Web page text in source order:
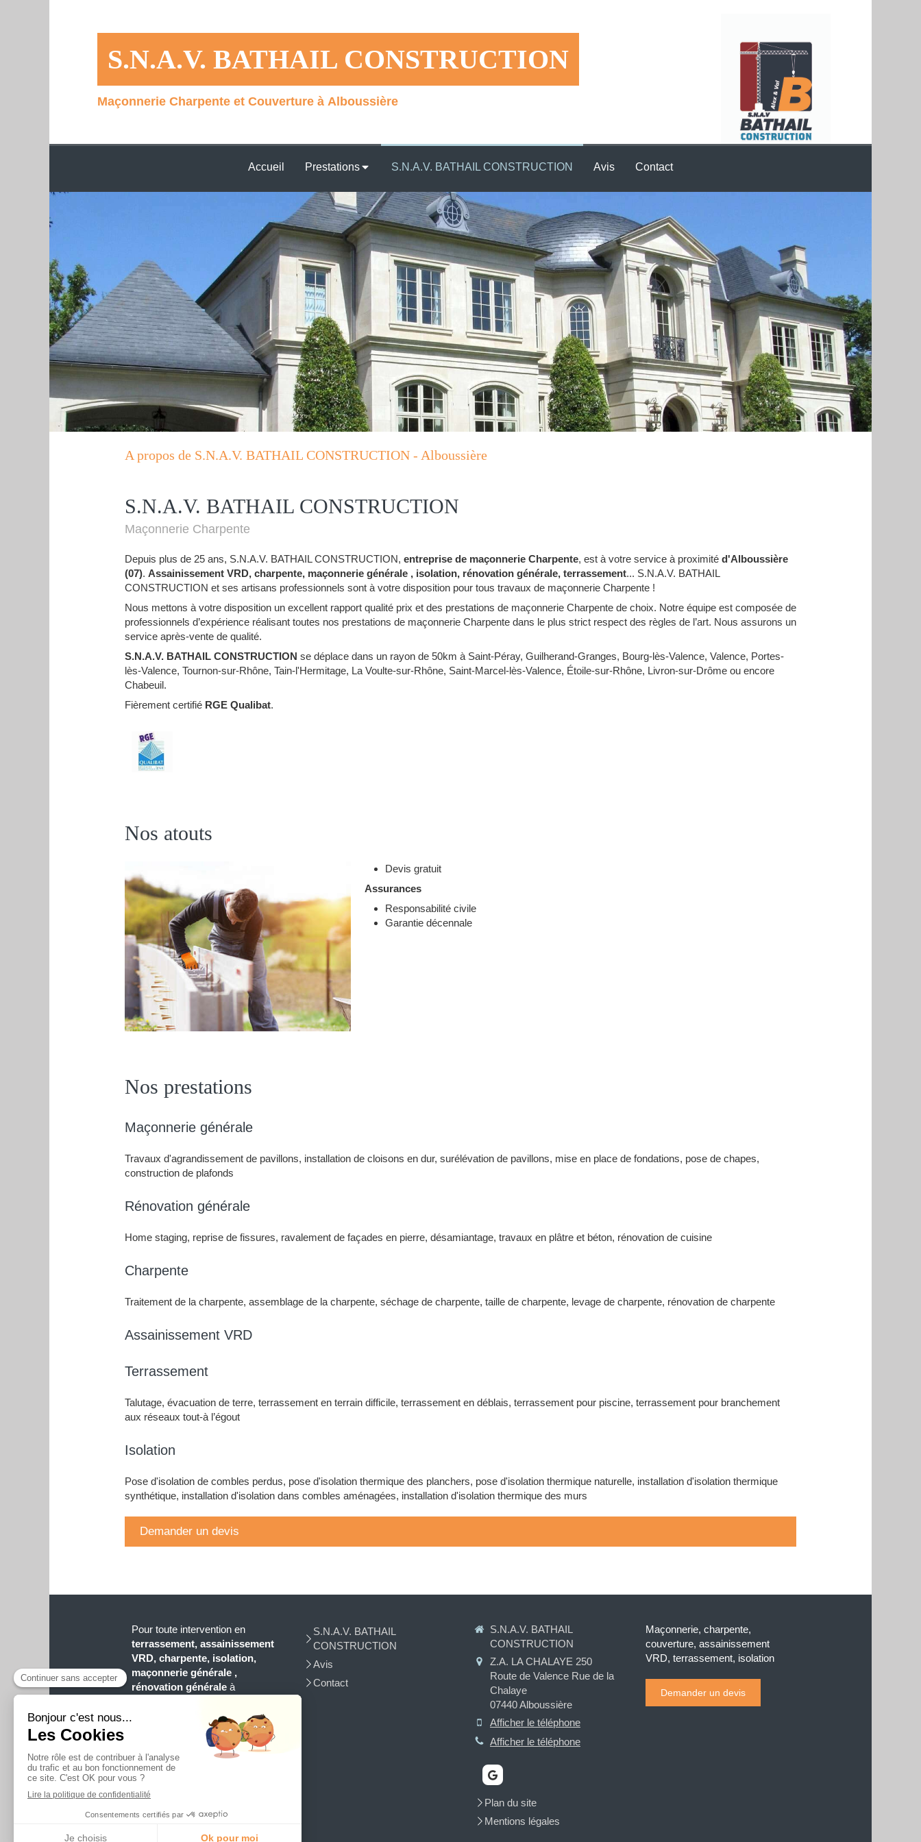
S.N.A.V. BATHAIL CONSTRUCTION
Maçonnerie Charpente et Couverture à Alboussière
Accueil Prestations S.N.A.V. BATHAIL CONSTRUCTION Avis Contact
A propos de S.N.A.V. BATHAIL CONSTRUCTION - Alboussière
S.N.A.V. BATHAIL CONSTRUCTION
Maçonnerie Charpente
Depuis plus de 25 ans, S.N.A.V. BATHAIL CONSTRUCTION, entreprise de maçonnerie Charpente, est à votre service à proximité d'Alboussière
(07). Assainissement VRD, charpente, maçonnerie générale , isolation, rénovation générale, terrassement... S.N.A.V. BATHAIL
CONSTRUCTION et ses artisans professionnels sont à votre disposition pour tous travaux de maçonnerie Charpente !
Nous mettons à votre disposition un excellent rapport qualité prix et des prestations de maçonnerie Charpente de choix. Notre équipe est composée de
professionnels d’expérience réalisant toutes nos prestations de maçonnerie Charpente dans le plus strict respect des règles de l’art. Nous assurons un
service après-vente de qualité.
S.N.A.V. BATHAIL CONSTRUCTION se déplace dans un rayon de 50km à Saint-Péray, Guilherand-Granges, Bourg-lès-Valence, Valence, Portes-
lès-Valence, Tournon-sur-Rhône, Tain-l'Hermitage, La Voulte-sur-Rhône, Saint-Marcel-lès-Valence, Étoile-sur-Rhône, Livron-sur-Drôme ou encore
Chabeuil.
Fièrement certifié RGE Qualibat.
Nos atouts
Devis gratuit
Assurances
Responsabilité civile
Garantie décennale
Nos prestations
Maçonnerie générale
Travaux d'agrandissement de pavillons, installation de cloisons en dur, surélévation de pavillons, mise en place de fondations, pose de chapes,
construction de plafonds
Rénovation générale
Home staging, reprise de fissures, ravalement de façades en pierre, désamiantage, travaux en plâtre et béton, rénovation de cuisine
Charpente
Traitement de la charpente, assemblage de la charpente, séchage de charpente, taille de charpente, levage de charpente, rénovation de charpente
Assainissement VRD
Terrassement
Talutage, évacuation de terre, terrassement en terrain difficile, terrassement en déblais, terrassement pour piscine, terrassement pour branchement
aux réseaux tout-à l’égout
Isolation
Pose d'isolation de combles perdus, pose d'isolation thermique des planchers, pose d'isolation thermique naturelle, installation d'isolation thermique
synthétique, installation d'isolation dans combles aménagées, installation d'isolation thermique des murs
Demander un devis
Pour toute intervention en
terrassement, assainissement
VRD, charpente, isolation,
maçonnerie générale ,
rénovation générale à
département d'Ardèche,
n'hésitez pas à contacter
S.N.A.V. BATHAIL
CONSTRUCTION!
S.N.A.V. BATHAIL
CONSTRUCTION est une
©2021 S.N.A.V. BATHAIL
S.N.A.V. BATHAIL
CONSTRUCTION
Avis
Contact
S.N.A.V. BATHAIL
CONSTRUCTION
Z.A. LA CHALAYE 250
Route de Valence Rue de la
Chalaye
07440Alboussière
Afficher le téléphone
Afficher le téléphone
Plan du site
Mentions légales
Maçonnerie, charpente,
couverture, assainissement
VRD, terrassement, isolation
Demander un devis